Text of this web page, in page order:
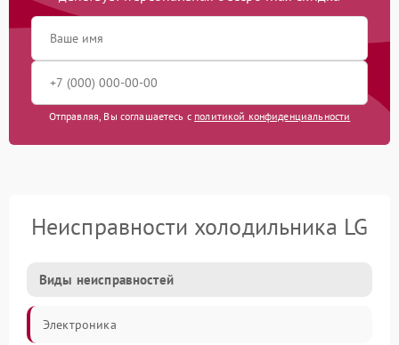
Отправляя, Вы соглашаетесь с политикой конфиденциальности
Неисправности холодильника LG
Виды неисправностей
Электроника